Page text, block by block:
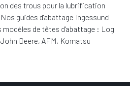
des trous pour la lubrification
guides d'abattage Ingessund
de têtes d'abattage : Log
Deere, AFM, Komatsu